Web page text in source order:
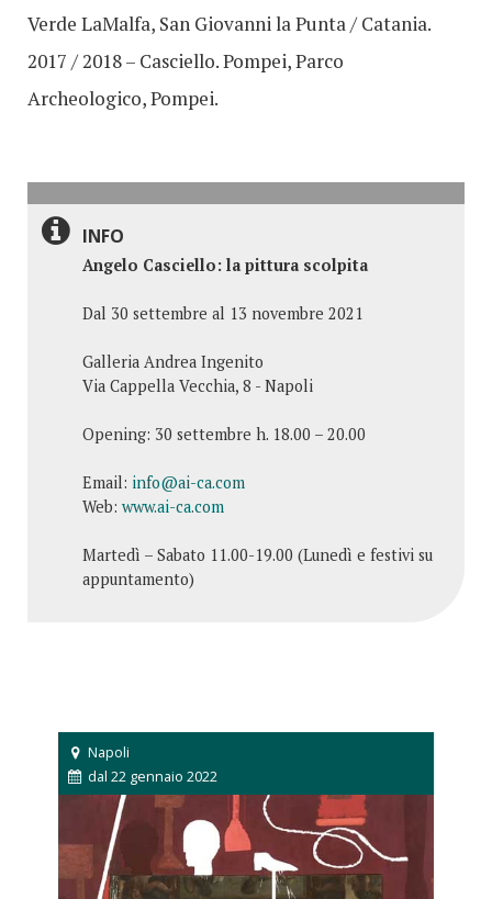
Verde LaMalfa, San Giovanni la Punta / Catania.
2017 / 2018 – Casciello. Pompei, Parco
Archeologico, Pompei.
INFO
Angelo Casciello: la pittura scolpita
Dal 30 settembre al 13 novembre 2021
Galleria Andrea Ingenito
Via Cappella Vecchia, 8 - Napoli
Opening: 30 settembre h. 18.00 – 20.00
Email: info@ai-ca.com
Web: www.ai-ca.com
Martedì – Sabato 11.00-19.00 (Lunedì e festivi su
appuntamento)
Napoli
dal 22 gennaio 2022